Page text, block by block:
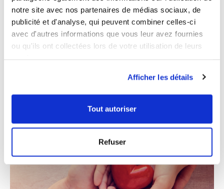
notre site avec nos partenaires de médias sociaux, de
publicité et d'analyse, qui peuvent combiner celles-ci
avec d'autres informations que vous leur avez fournies
ou qu'ils ont collectées lors de votre utilisation de leurs
Afficher les détails
Tout autoriser
Refuser
pratiques
ZOOM – Soutenir l’immunité, réduire son stress, prendre
soin de sa digestion ou prendre des vitamines en
période...